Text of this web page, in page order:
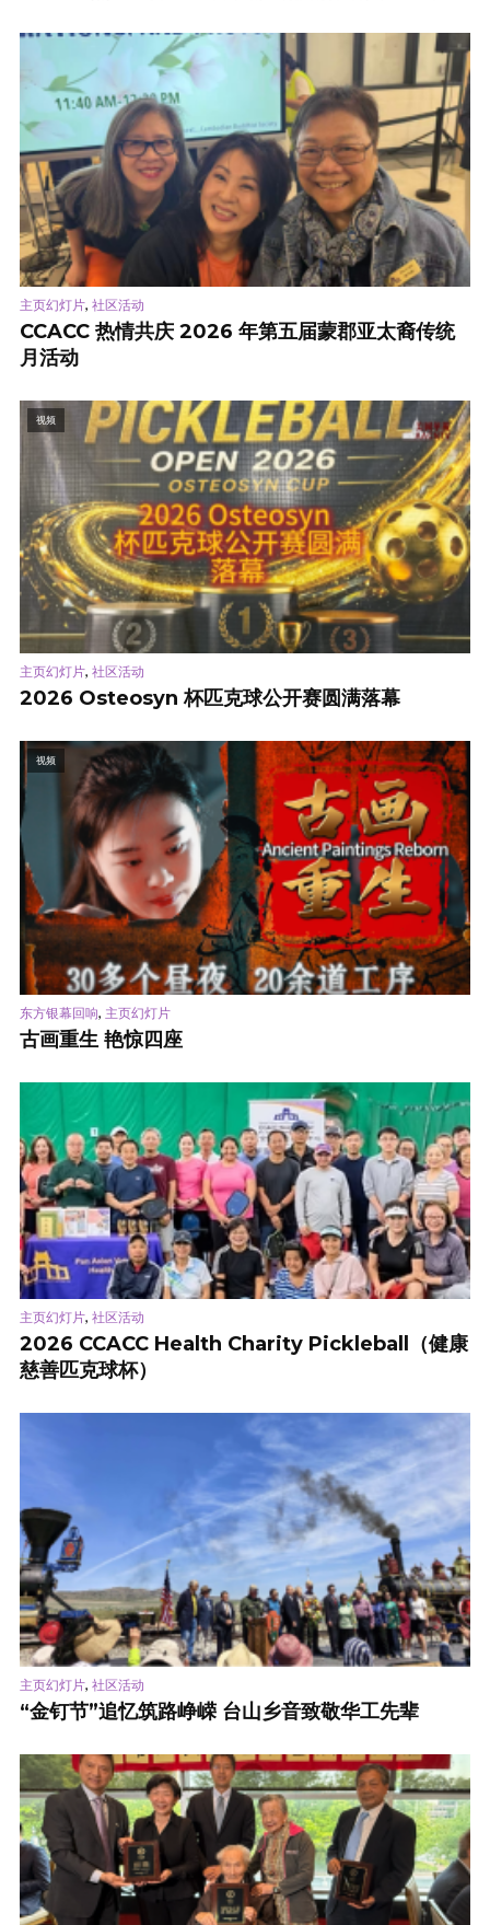
主页幻灯片, 社区活动
CCACC 热情共庆 2026 年第五届蒙郡亚太裔传统
月活动
视频
主页幻灯片, 社区活动
2026 Osteosyn 杯匹克球公开赛圆满落幕
视频
东方银幕回响, 主页幻灯片
古画重生 艳惊四座
主页幻灯片, 社区活动
2026 CCACC Health Charity Pickleball（健康
慈善匹克球杯）
主页幻灯片, 社区活动
“金钉节”追忆筑路峥嵘 台山乡音致敬华工先辈